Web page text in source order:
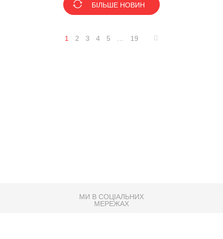
БІЛЬШЕ НОВИН
1 2 3 4 5 19
МИ В СОЦІАЛЬНИХ
МЕРЕЖАХ